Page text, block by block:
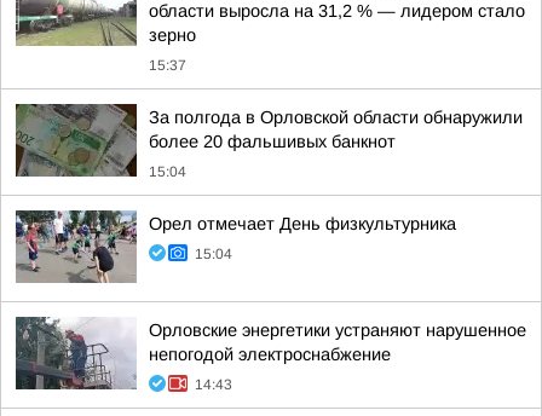
области выросла на 31,2 % — лидером стало
зерно
15:37
За полгода в Орловской области обнаружили
более 20 фальшивых банкнот
15:04
Орел отмечает День физкультурника
15:04
Орловские энергетики устраняют нарушенное
непогодой электроснабжение
14:43